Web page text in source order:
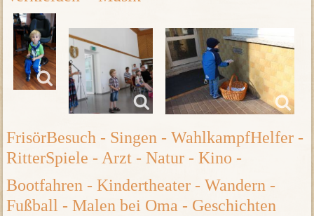
FrisörBesuch - Singen - WahlkampfHelfer -
RitterSpiele - Arzt - Natur - Kino -
Bootfahren - Kindertheater - Wandern -
Fußball - Malen bei Oma - Geschichten